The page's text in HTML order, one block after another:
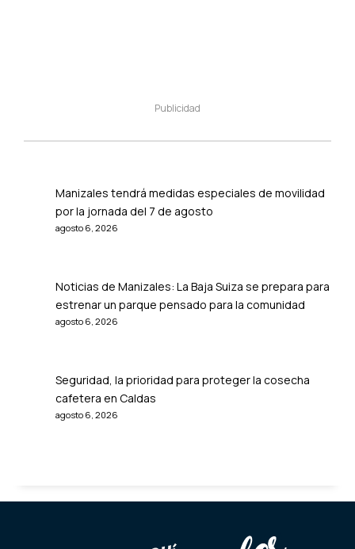
Publicidad
Manizales tendrá medidas especiales de movilidad
por la jornada del 7 de agosto
agosto 6, 2026
Noticias de Manizales: La Baja Suiza se prepara para
estrenar un parque pensado para la comunidad
agosto 6, 2026
Seguridad, la prioridad para proteger la cosecha
cafetera en Caldas
agosto 6, 2026